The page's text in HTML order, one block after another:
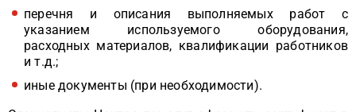
перечня и описания выполняемых работ с
указанием используемого оборудования,
расходных материалов, квалификации работников
и т.д.;
иные документы (при необходимости).